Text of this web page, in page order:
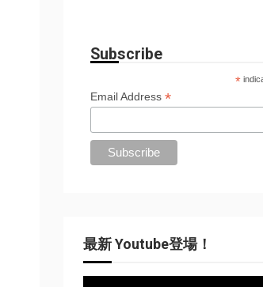
Subscribe
*
Email Address *
最新 Youtube登場！